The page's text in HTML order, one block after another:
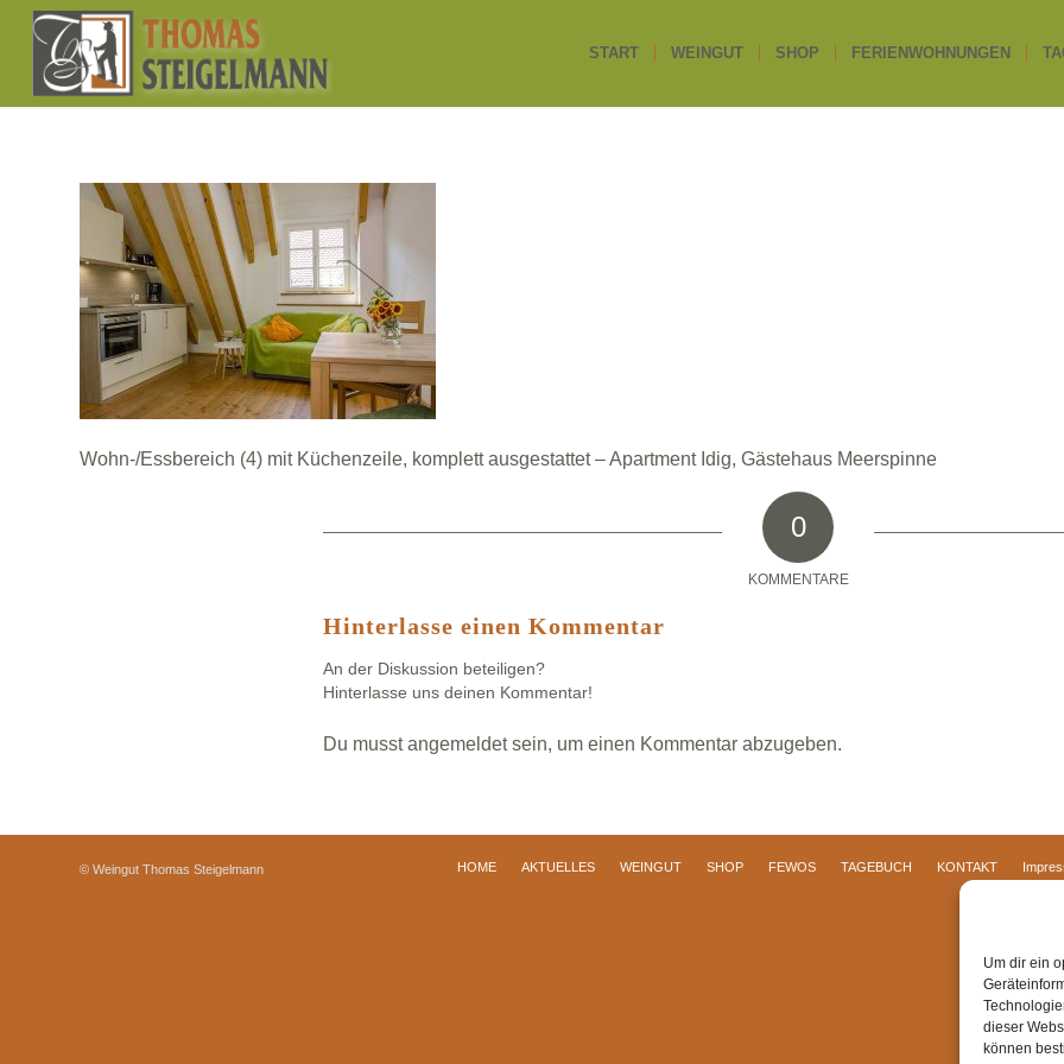
Um dir ein
dieser
können
START WEINGUT SHOP FERIENWOHNUNGEN
Wohn-/Essbereich (4) mit Küchenzeile, komplett ausgestattet – Apartment Idig, Gästehaus Meerspinne
0
KOMMENTARE
Hinterlasse einen Kommentar
An der Diskussion beteiligen?
Hinterlasse uns deinen Kommentar!
Du musstangemeldetsein, um einen Kommentar abzugeben.
© Weingut Thomas Steigelmann HOME AKTUELLES WEINGUT SHOP FEWOS TAGEBUCH KONTAKT